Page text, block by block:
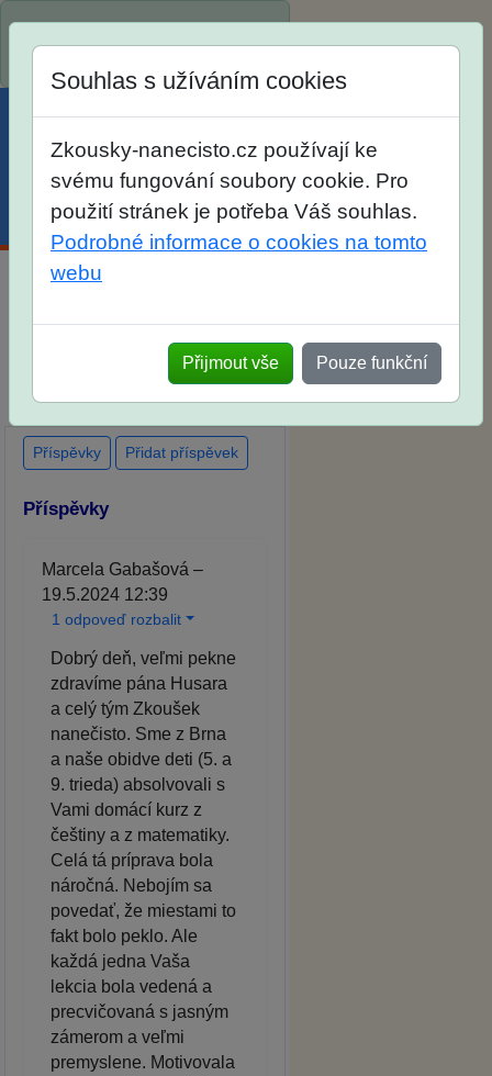
Menu Účet Košík
po skutečných přijímacích
zkouškách
Souhlas s užíváním cookies
Zkousky-nanecisto.cz používají ke
svému fungování soubory cookie. Pro
použití stránek je potřeba Váš souhlas.
Podrobné informace o cookies na tomto
webu
Přijmout vše Pouze funkční
Příspěvky Přidat příspěvek
Příspěvky
Marcela Gabašová –
19.5.2024 12:39
1 odpoveď rozbalit
Dobrý deň, veľmi pekne
zdravíme pána Husara
a celý tým Zkoušek
nanečisto. Sme z Brna
a naše obidve deti (5. a
9. trieda) absolvovali s
Vami domácí kurz z
češtiny a z matematiky.
Celá tá príprava bola
náročná. Nebojím sa
povedať, že miestami to
fakt bolo peklo. Ale
každá jedna Vaša
lekcia bola vedená a
precvičovaná s jasným
zámerom a veľmi
premyslene. Motivovala